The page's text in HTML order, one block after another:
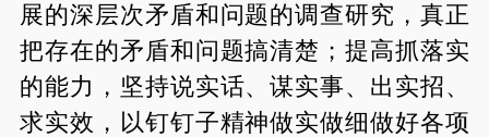
展的深层次矛盾和问题的调查研究，真正
把存在的矛盾和问题搞清楚；提高抓落实
的能力，坚持说实话、谋实事、出实招、
求实效，以钉钉子精神做实做细做好各项